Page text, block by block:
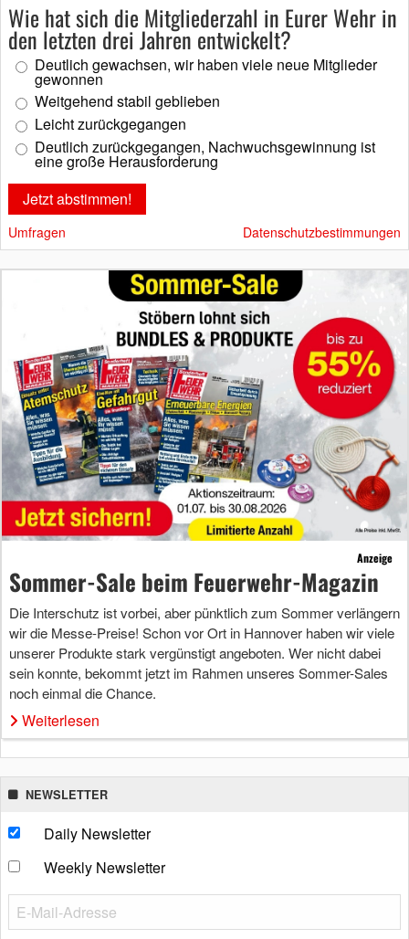
Wie hat sich die Mitgliederzahl in Eurer Wehr in
den letzten drei Jahren entwickelt?
Deutlich gewachsen, wir haben viele neue Mitglieder
gewonnen
Weitgehend stabil geblieben
Leicht zurückgegangen
Deutlich zurückgegangen, Nachwuchsgewinnung ist
eine große Herausforderung
Umfragen Datenschutzbestimmungen
Anzeige
Sommer-Sale beim Feuerwehr-Magazin
Die Interschutz ist vorbei, aber pünktlich zum Sommer verlängern
wir die Messe-Preise! Schon vor Ort in Hannover haben wir viele
unserer Produkte stark vergünstigt angeboten. Wer nicht dabei
sein konnte, bekommt jetzt im Rahmen unseres Sommer-Sales
noch einmal die Chance.
Weiterlesen
NEWSLETTER
Daily Newsletter
Weekly Newsletter